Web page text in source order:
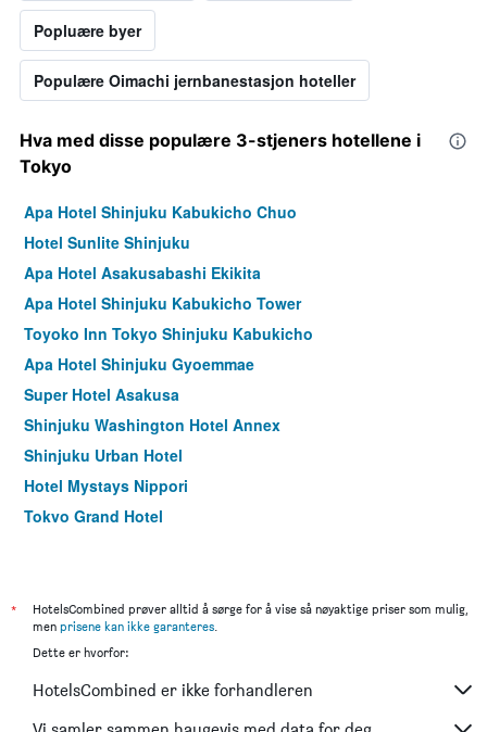
Popluære byer
Populære Oimachi jernbanestasjon hoteller
Hva med disse populære 3-stjeners hotellene i
Tokyo
Apa Hotel Shinjuku Kabukicho Chuo
Hotel Sunlite Shinjuku
Apa Hotel Asakusabashi Ekikita
Apa Hotel Shinjuku Kabukicho Tower
Toyoko Inn Tokyo Shinjuku Kabukicho
Apa Hotel Shinjuku Gyoemmae
Super Hotel Asakusa
Shinjuku Washington Hotel Annex
Shinjuku Urban Hotel
Hotel Mystays Nippori
Tokyo Grand Hotel
Asakusa Central Hotel
Premier Hotel Cabin Shinjuku
Sotetsu Fresa Inn Hamamatsucho-Daimon
*
HotelsCombined prøver alltid å sørge for å vise så nøyaktige priser som mulig,
men prisene kan ikke garanteres.
Dette er hvorfor:
HotelsCombined er ikke forhandleren